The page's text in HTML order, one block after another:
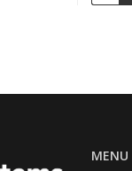
MENU